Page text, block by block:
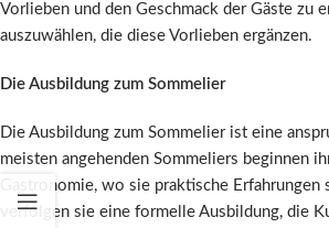
Vorlieben und den Geschmack der Gäste zu
auszuwählen, die diese Vorlieben ergänzen.
Die Ausbildung zum Sommelier
Die Ausbildung zum Sommelier ist eine
meisten angehenden Sommeliers beginnen
Gastronomie, wo sie praktische Erfahrungen
verfolgen sie eine formelle Ausbildung, die